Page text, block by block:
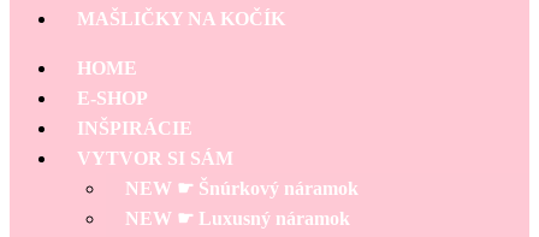
MAŠLIČKY NA KOČÍK
HOME
E-SHOP
INŠPIRÁCIE
VYTVOR SI SÁM
NEW ☛ Šnúrkový náramok
NEW ☛ Luxusný náramok